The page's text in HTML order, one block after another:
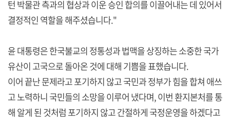
턴 박물관 측과의 협상과 이운 승인 합의를 이끌어내는 데 있어서
결정적인 역할을 해주셨습니다."
윤 대통령은 한국불교의 정통성과 법맥을 상징하는 소중한 국가
유산이 고국으로 돌아온 것에 대해 기쁨을 표했습니다.
이어 끝난 문제라고 포기하지 않고 국민과 정부가 힘을 합쳐 애쓰
고 노력하니 국민들의 소망을 이루어 냈다며, 이번 환지본처를 통
해 알게 된 것처럼 포기하지 않고 간절하게 국정운영을 하겠다고